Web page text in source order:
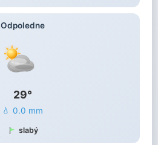
Odpoledne
29°
💧 0.0 mm
slabý